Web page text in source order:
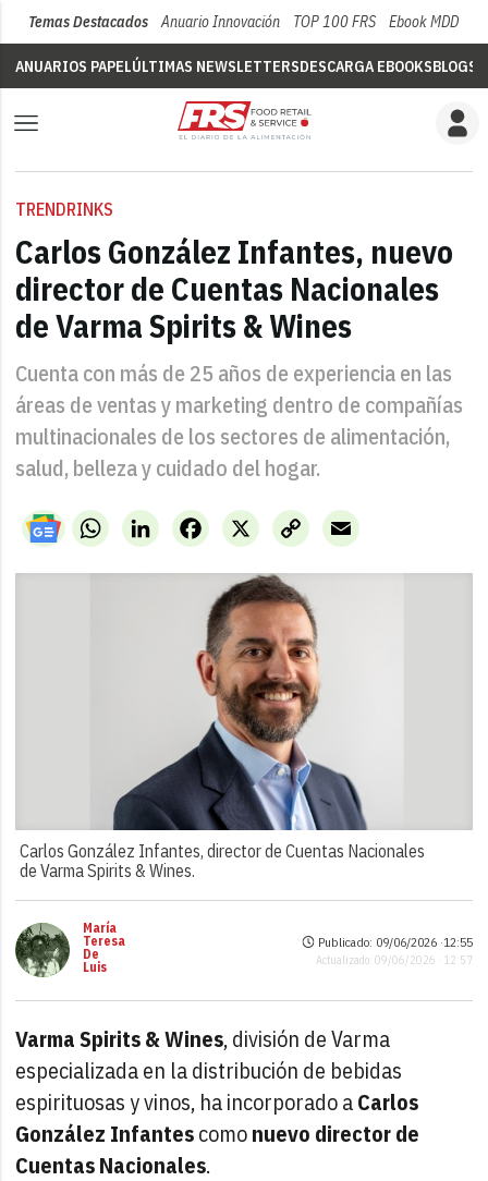
Temas Destacados Anuario Innovación TOP 100 FRS Ebook MDD
ANUARIOS PAPELÚLTIMAS NEWSLETTERSDESCARGA EBOOKSBLOGS
TRENDRINKS
Carlos González Infantes, nuevo
director de Cuentas Nacionales
de Varma Spirits & Wines
Cuenta con más de 25 años de experiencia en las
áreas de ventas y marketing dentro de compañías
multinacionales de los sectores de alimentación,
salud, belleza y cuidado del hogar.
WhatsAppLinkedIn X
Facebook
Copy
Link
Email
Carlos González Infantes, director de Cuentas Nacionales
de Varma Spirits & Wines.
María
Teresa
De
Luis
Publicado: 09/06/2026 ·12:55
Actualizado: 09/06/2026 · 12:57
Varma Spirits & Wines, división de Varma
especializada en la distribución de bebidas
espirituosas y vinos, ha incorporado aCarlos
González Infantescomonuevo director de
Cuentas Nacionales.